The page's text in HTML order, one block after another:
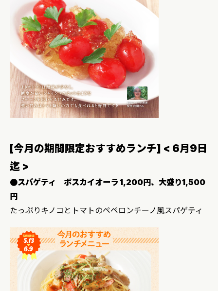
[今月の期間限定おすすめランチ] < 6月9日
迄 >
●スパゲティ ボスカイオーラ 1,200円、大盛り1,500
円
たっぷりキノコとトマトのペペロンチーノ風スパゲティ